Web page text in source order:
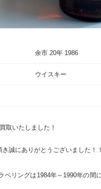
余市 20年 1986
ウイスキー
取いたしました！
誠にありがとうございました！！
ベリングは1984年～1990年の間